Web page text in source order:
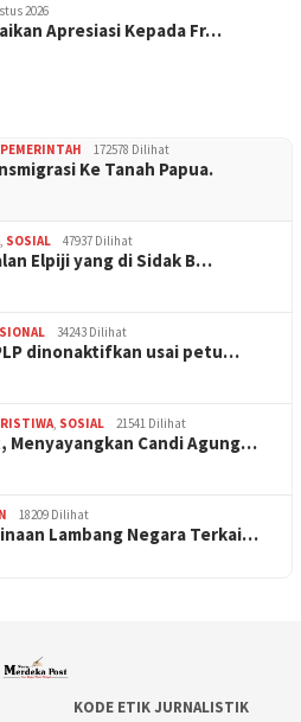
2026
Apresiasi Kepada Fr…
PEMERINTAH 172578 Dilihat
Ke Tanah Papua.
SOSIAL 47937 Dilihat
Elpiji yang di Sidak B…
34243 Dilihat
dinonaktifkan usai petu…
SOSIAL 21541 Dilihat
Menyayangkan Candi Agung…
18209 Dilihat
Lambang Negara Terkai…
KODE ETIK JURNALISTIK